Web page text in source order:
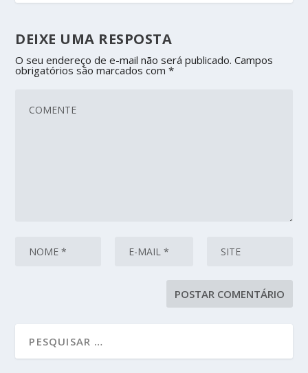
DEIXE UMA RESPOSTA
O seu endereço de e-mail não será publicado. Campos
obrigatórios são marcados com*